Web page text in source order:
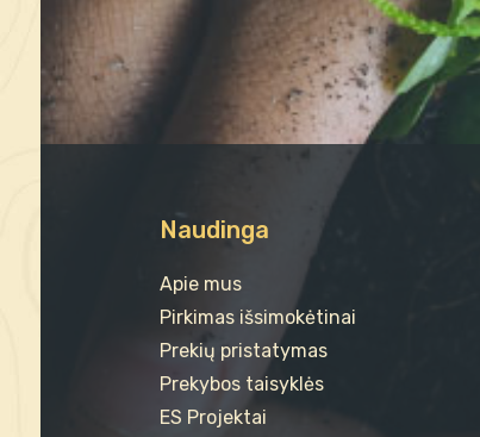
Naudinga
Apie mus
Pirkimas išsimokėtinai
Prekių pristatymas
Prekybos taisyklės
ES Projektai